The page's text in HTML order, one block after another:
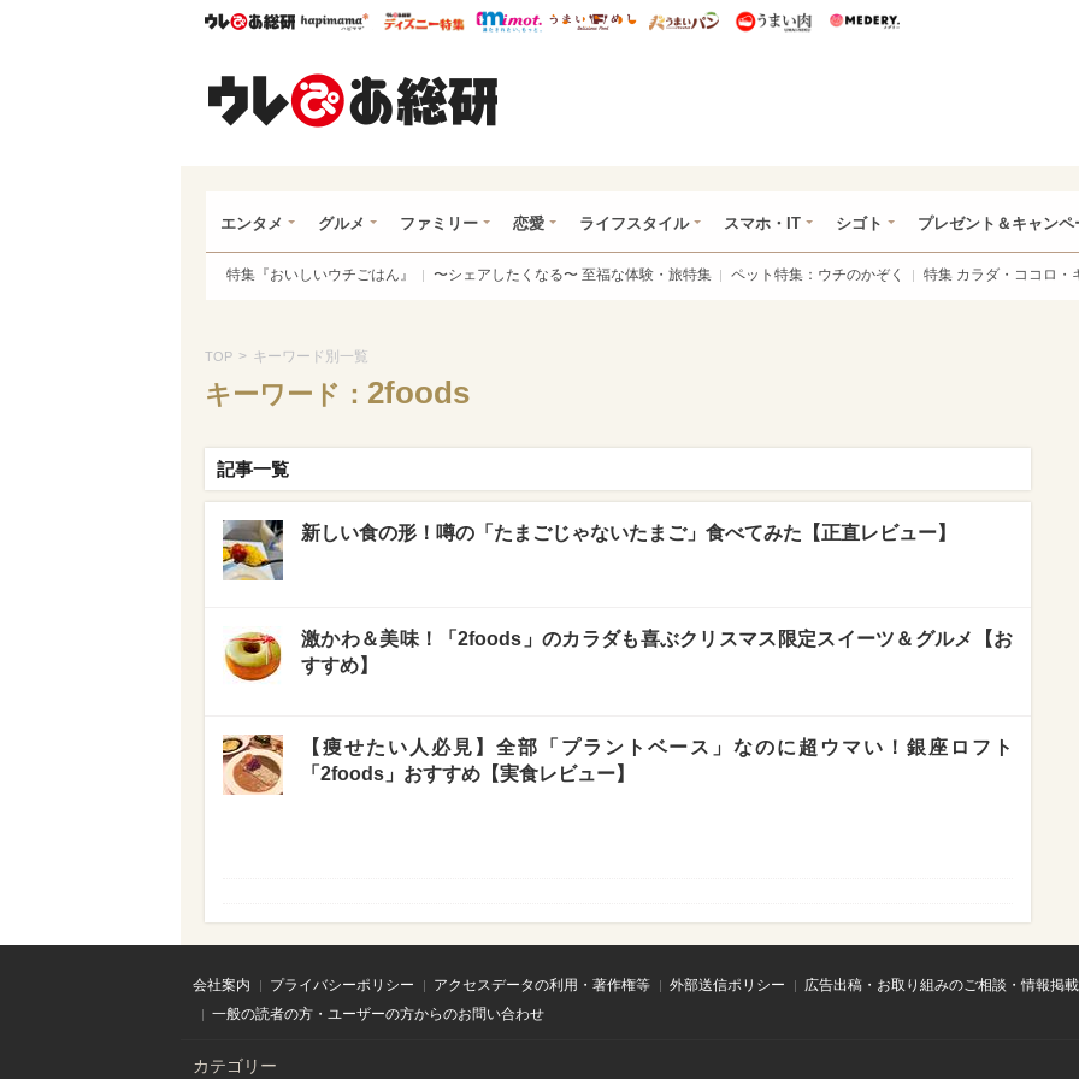
ウレぴあ総研ハピママ* ウレぴあ総研 ディズニー特集
mimot. うまいめし うまいパン うまい肉
エンタメ グルメ ファミリー 恋愛 ライフスタイル スマホ・IT シゴト プレゼント＆キャンペ
特集『おいしいウチごはん』 〜シェアしたくなる〜 至福な体験・旅特集 ペット特集：ウチのかぞく 特集 カラダ・ココロ・
TOP > キーワード別一覧
キーワード： 2foods
記事一覧
新しい食の形！噂の「たまごじゃないたまご」食べてみた【正直レビュー】
激かわ＆美味！「2foods」のカラダも喜ぶクリスマス限定スイーツ＆グルメ【お
すすめ】
【痩せたい人必見】全部「プラントベース」なのに超ウマい！銀座ロフト
「2foods」おすすめ【実食レビュー】
会社案内 プライバシーポリシー アクセスデータの利用・著作権等 外部送信ポリシー
広告出稿・お取り組みのご相談・情報掲
一般の読者の方・ユーザーの方からのお問い合わせ
カテゴリー